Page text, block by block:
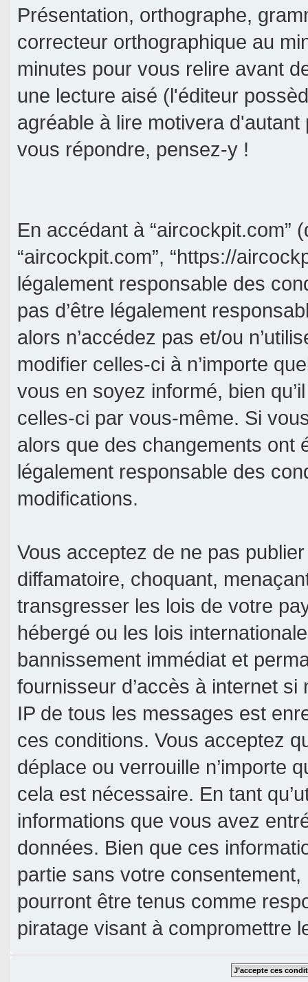
Présentation, orthographe,
correcteur orthographique au
minutes pour vous relire avant
une lecture aisé (l'éditeur
agréable à lire motivera
vous répondre, pensez-y !
En accédant à “aircockpit.com”
“aircockpit.com”, “https://
légalement responsable des
pas d’être légalement
alors n’accédez pas et/ou
modifier celles-ci à n’importe
vous en soyez informé, bien
celles-ci par vous-même. Si
alors que des changements ont
légalement responsable des
modifications.
Vous acceptez de ne pas
diffamatoire, choquant,
transgresser les lois de votre
hébergé ou les lois
bannissement immédiat et
fournisseur d’accès à internet
IP de tous les messages est
ces conditions. Vous acceptez
déplace ou verrouille n’importe
cela est nécessaire. En tant
informations que vous avez
données. Bien que ces
partie sans votre consentement,
pourront être tenus comme
piratage visant à compromettre